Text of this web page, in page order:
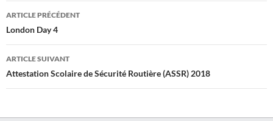
Navigation
des
articles
ARTICLE PRÉCÉDENT
London Day 4
ARTICLE SUIVANT
Attestation Scolaire de Sécurité Routière (ASSR) 2018